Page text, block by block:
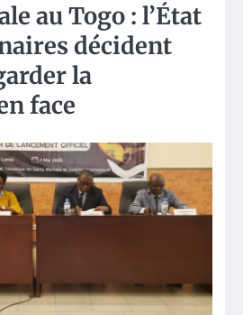
au Togo : l’État
décident
la
face